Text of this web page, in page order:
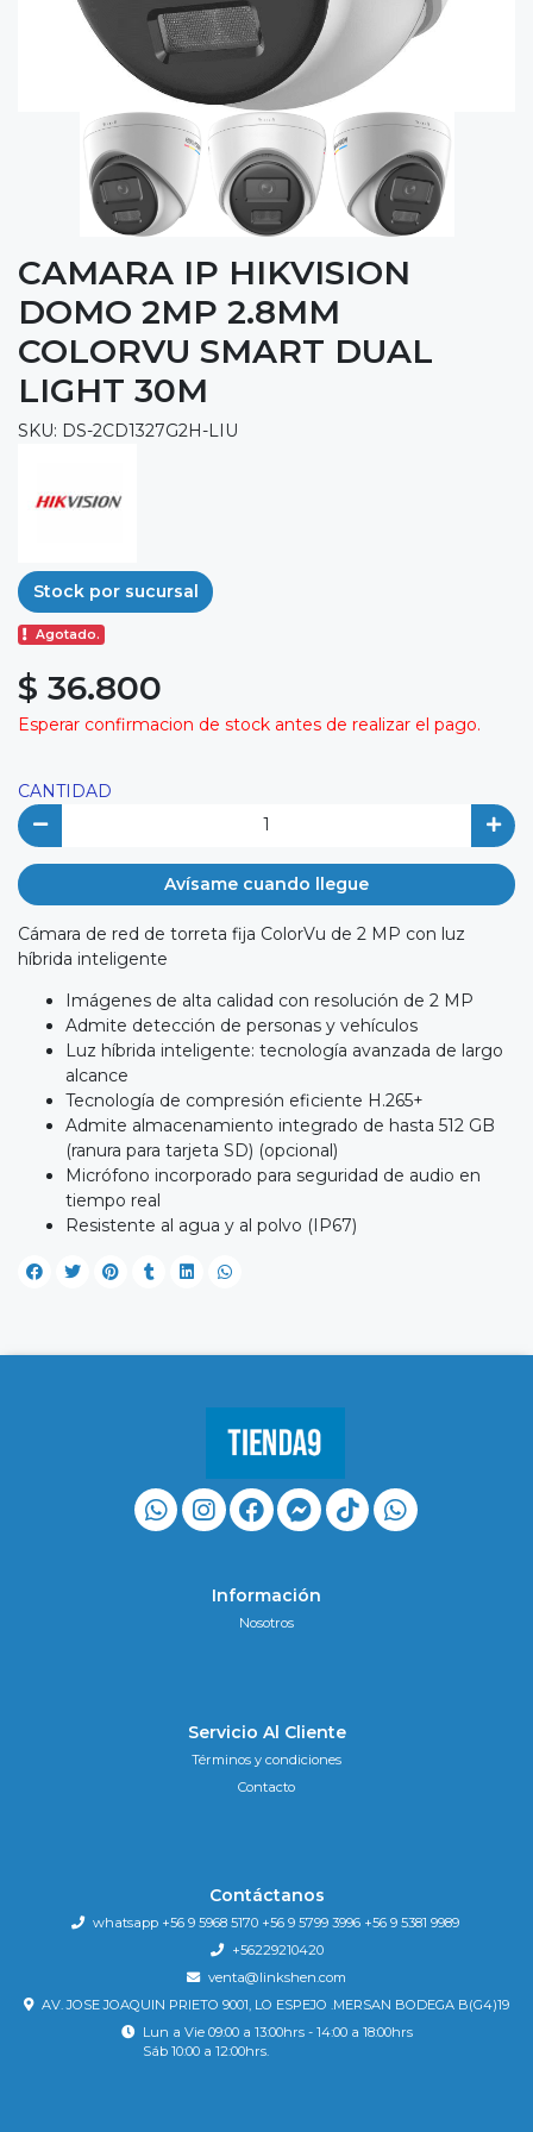
CAMARA IP HIKVISION
DOMO 2MP 2.8MM
COLORVU SMART DUAL
LIGHT 30M
SKU: DS-2CD1327G2H-LIU
Stock por sucursal
Agotado.
$ 36.800
Esperar confirmacion de stock antes de realizar el pago.
CANTIDAD
Avísame cuando llegue
Cámara de red de torreta fija ColorVu de 2 MP con luz
híbrida inteligente
Imágenes de alta calidad con resolución de 2 MP
Admite detección de personas y vehículos
Luz híbrida inteligente: tecnología avanzada de largo
alcance
Tecnología de compresión eficiente H.265+
Admite almacenamiento integrado de hasta 512 GB
(ranura para tarjeta SD) (opcional)
Micrófono incorporado para seguridad de audio en
tiempo real
Resistente al agua y al polvo (IP67)
Información
Nosotros
Servicio Al Cliente
Términos y condiciones
Contacto
Contáctanos
whatsapp +56 9 5968 5170 +56 9 5799 3996 +56 9 5381 9989
+56229210420
venta@linkshen.com
AV. JOSE JOAQUIN PRIETO 9001, LO ESPEJO .MERSAN BODEGA B(G4)19
Lun a Vie 09:00 a 13:00hrs - 14:00 a 18:00hrs
Sáb 10:00 a 12:00hrs.